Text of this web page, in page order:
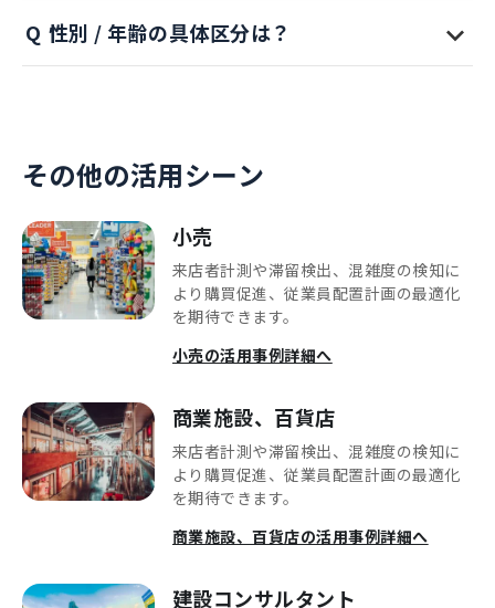
性別 / 年齢の具体区分は？
その他の活用シーン
小売
来店者計測や滞留検出、混雑度の検知に
より購買促進、従業員配置計画の最適化
を期待できます。
小売の活用事例詳細へ
商業施設、百貨店
来店者計測や滞留検出、混雑度の検知に
より購買促進、従業員配置計画の最適化
を期待できます。
商業施設、百貨店の活用事例詳細へ
建設コンサルタント